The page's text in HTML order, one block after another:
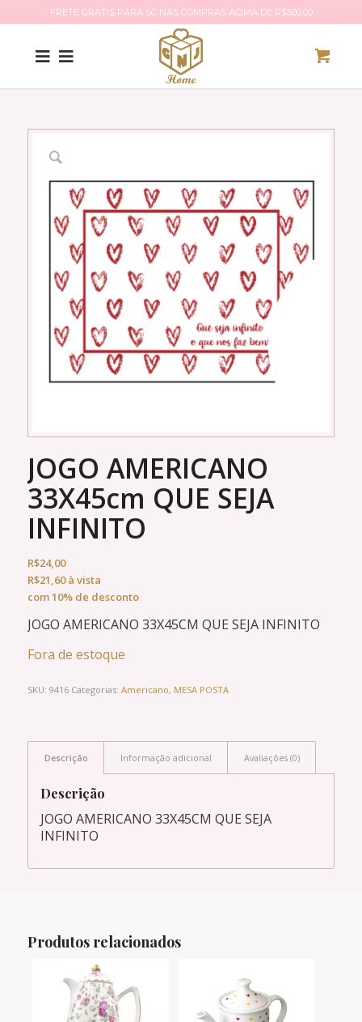
FRETE GRÁTIS PARA SC NAS COMPRAS ACIMA DE R$500,00
JOGO AMERICANO
33X45cm QUE SEJA
INFINITO
R$24,00
R$21,60à vista
com 10% de desconto
JOGO AMERICANO 33X45CM QUE SEJA INFINITO
Fora de estoque
SKU: 9416 Categorias: Americano, MESA POSTA
Descrição Informação adicional Avaliações (0)
Descrição
JOGO AMERICANO 33X45CM QUE SEJA
INFINITO
Produtos relacionados